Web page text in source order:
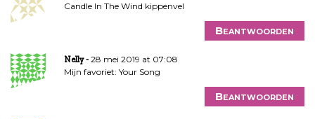
Candle In The Wind kippenvel
Beantwoorden
Nelly
28 mei 2019 at 07:08
Mijn favoriet: Your Song
Beantwoorden